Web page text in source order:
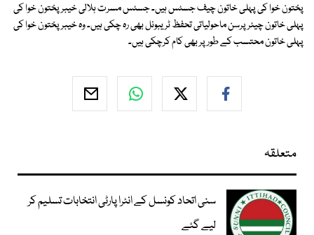
پختون خوا کی پہلی خاتون چیف جسٹس ہیں۔ جسٹس مسرت ہلالی خیبر پختون خوا کی
پہلی خاتون چیئرپرسن ماحولیاتی تحفظ ٹریبونل بھی رہ چکی ہیں۔ وہ خیبر پختون خوا کی
پہلی خاتون محتسب کے طور پر بھی کام کرچکی ہیں۔
متعلقہ
سنی اتحاد کونسل کے انٹرا پارٹی انتخابات تسلیم کر
لیے گئے